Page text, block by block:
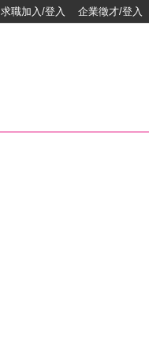
求職加入/登入 企業徵才/登入